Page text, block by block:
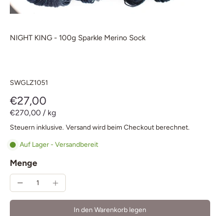
NIGHT KING - 100g Sparkle Merino Sock
SWGLZ1051
€27,00
€270,00 / kg
Steuern inklusive. Versandwird beim Checkout berechnet.
Auf Lager - Versandbereit
Menge
In den Warenkorb legen